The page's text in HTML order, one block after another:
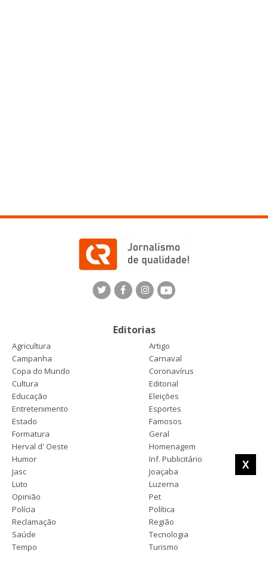
X
Editorias
Agricultura
Artigo
Campanha
Carnaval
Copa do Mundo
Coronavírus
Cultura
Editorial
Educação
Eleições
Entretenimento
Esportes
Estado
Famosos
Formatura
Geral
Herval d' Oeste
Homenagem
Humor
Inf. Publicitário
Jasc
Joaçaba
Luto
Luzerna
Opinião
Pet
Polícia
Política
Reclamação
Região
Saúde
Tecnologia
Tempo
Turismo